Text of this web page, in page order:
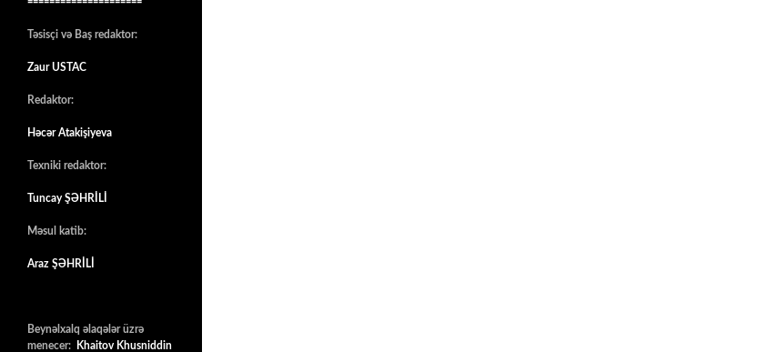
Təsisçi və Baş redaktor:
Zaur USTAC
Redaktor:
Həcər Atakişiyeva
Texniki redaktor:
Tuncay ŞƏHRİLİ
Məsul katib:
Araz ŞƏHRİLİ
Beynəlxalq əlaqələr üzrə
menecer:
Khaitov Khusniddin